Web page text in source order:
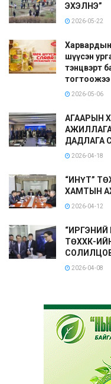
ЭХЭЛНЭ”
2026-05-22
Харвардын
шүүсэн
тэнцвэрт
тогтоожээ
2026-05-06
АГААРЫН
ДАДЛАГА
2026-04-18
“ИНҮТ”
ХАМТЫН
2026-04-12
ТӨХХК-
2026-04-08